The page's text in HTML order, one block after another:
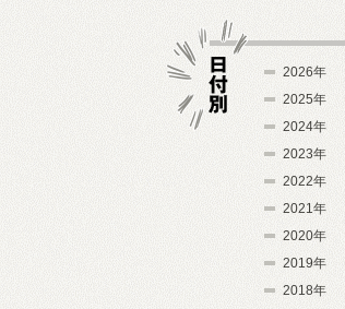
2026年
2025年
2024年
2023年
2022年
2021年
2020年
2019年
2018年